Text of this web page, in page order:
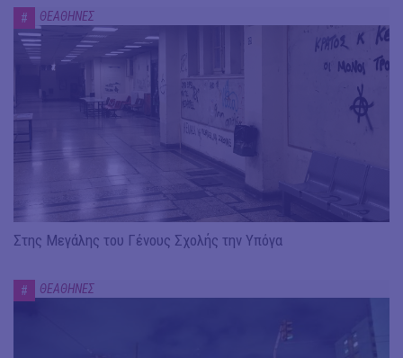
# ΘΕΑΘΗΝΕΣ
Στης Μεγάλης του Γένους Σχολής την Υπόγα
# ΘΕΑΘΗΝΕΣ